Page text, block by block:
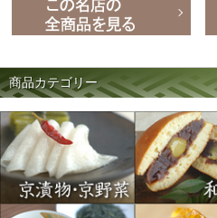
商品カテゴリー